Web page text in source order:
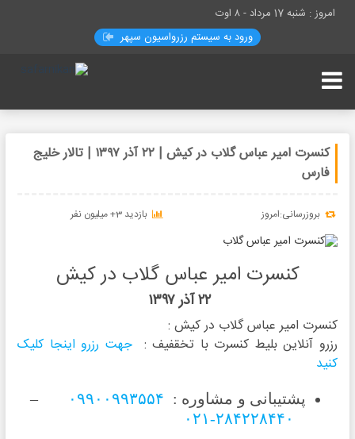
امروز : شنبه 17 مرداد -
۸ اوت
ورود به سیستم رزرواسيون سپهر
کنسرت امیر عباس گلاب در کیش | ۲۲ آذر ۱۳۹۷ | تالار خلیج
فارس
بروزرسانی:امروز بازدید 3+ میلیون نفر
کنسرت امیر عباس گلاب در کیش
۲۲ آذر ۱۳۹۷
کنسرت امیر عباس گلاب در کیش :
رزرو آنلاین بلیط کنسرت با تخقفیف :جهت رزرو اینجا کلیک
کنید
پشتیبانی و مشاوره : ۰۹۹۰۰۹۹۳۵۵۴
–
۲۸۴۲۲۸۴۴۰-۰۲۱